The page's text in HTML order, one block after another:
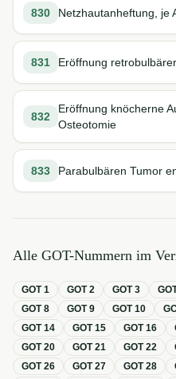
830 Netzhautanheftung, je
831 Eröffnung
832
Eröffnung knöcherne
Osteotomie
833 Parabulbären Tumor
Alle GOT-Nummern im
GOT1 GOT2 GOT3
GOT8 GOT9 GOT10
GOT14 GOT15 GOT16
GOT20 GOT21 GOT22
GOT26 GOT27 GOT28